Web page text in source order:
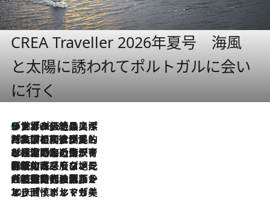
CREA Traveller 2026年夏号 海風
と太陽に誘われてポルトガルに会い
に行く
2026.8.8
リスボンの絶品スイーツ「パステル・デ・ナタ」とは？ポルトガル伝統の奥深い世界へ
2026.7.27
「私の祖国はポルトガル語です」国民的詩人フェルナンド・ペソアと、彼が愛した文学の街を歩く
2026.7.26
ポルトガル近海が育む極上の海の幸。キリリと冷えた白ワインと愉しむ、シーフード専門店の贅沢
2026.7.22
伝統の味をモダンに昇華。高感度な地元客が集う、リスボンの最旬ガストロノミー
2026.7.21
大航海時代の栄華から、震災、独裁、そして革命へ。ポルトガル・首都リスボンの石畳に刻まれた「歴史の光と影」
2026.7.13
エッセイ・ヤマザキマリ「慎ましくも美しき国 ポルトガル」